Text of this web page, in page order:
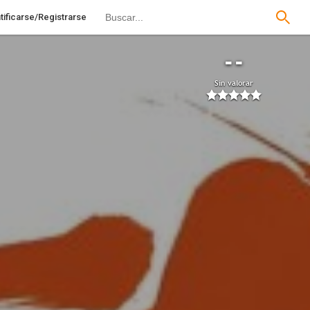
Registrarse
--
Sin valorar